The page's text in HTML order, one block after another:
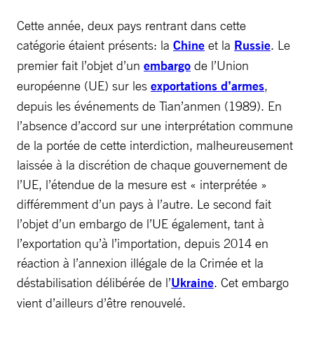
Cette année, deux pays rentrant dans cette
catégorie étaient présents: la Chine et la Russie. Le
premier fait l’objet d’un embargo de l’Union
européenne (UE) sur les exportations d’armes,
depuis les événements de Tian’anmen (1989). En
l’absence d’accord sur une interprétation commune
de la portée de cette interdiction, malheureusement
laissée à la discrétion de chaque gouvernement de
l’UE, l’étendue de la mesure est « interprétée »
différemment d’un pays à l’autre. Le second fait
l’objet d’un embargo de l’UE également, tant à
l’exportation qu’à l’importation, depuis 2014 en
réaction à l’annexion illégale de la Crimée et la
déstabilisation délibérée de l’Ukraine. Cet embargo
vient d’ailleurs d’être renouvelé.